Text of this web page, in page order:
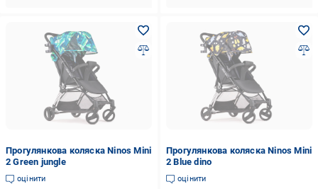
Прогулянкова коляска Ninos Mini
2 Green jungle
оцінити
Прогулянкова коляска Ninos Mini
2 Blue dino
оцінити